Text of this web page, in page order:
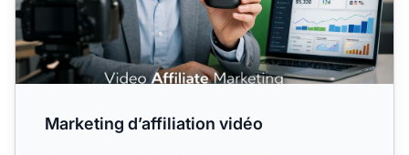
Marketing d’affiliation vidéo